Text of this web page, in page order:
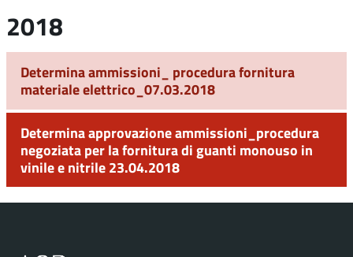
2018
Determina ammissioni_ procedura fornitura
materiale elettrico_07.03.2018
Determina approvazione ammissioni_procedura
negoziata per la fornitura di guanti monouso in
vinile e nitrile 23.04.2018